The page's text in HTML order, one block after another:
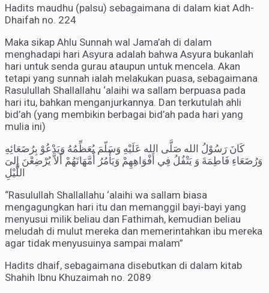
Hadits maudhu (palsu) sebagaimana di dalam kiat Adh-
Dhaifah no. 224
Maka sikap Ahlu Sunnah wal Jama’ah di dalam
menghadapi hari Asyura adalah bahwa Asyura bukanlah
hari untuk senda gurau ataupun untuk mencela. Akan
tetapi yang sunnah ialah melakukan puasa, sebagaimana
Rasulullah Shallallahu ‘alaihi wa sallam berpuasa pada
hari itu, bahkan menganjurkannya. Dan terkutulah ahli
bid’ah (yang membikin berbagai bid’ah pada hari yang
mulia ini)
كَانَ رَسُوْلُ الله صَلَّى الله عَلَيْهِ وَسَلّمَ يُعَظِّمُهُ وَيَدْعُوْ بِرُضَعَائِهِ
وَرُضَعَاءِ فَاطِمَةَ وَ يَتْفُلُ فِي أَفْوَاهِهِمْ وَيَأْمُرُ أُمَّهَاتَهُمْ أَلاَّ يُرْضِعْنَ إِلىَ
اللَّيْلِ
“Rasulullah Shallallahu ‘alaihi wa sallam biasa
mengagungkan hari itu dan memanggil bayi-bayi yang
menyusui milik beliau dan Fathimah, kemudian beliau
meludah di mulut mereka dan memerintahkan ibu mereka
agar tidak menyusuinya sampai malam”
Hadits dhaif, sebagaimana disebutkan di dalam kitab
Shahih Ibnu Khuzaimah no. 2089